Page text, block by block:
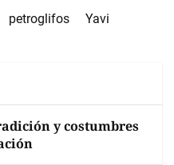
petroglifos Yavi
y costumbres